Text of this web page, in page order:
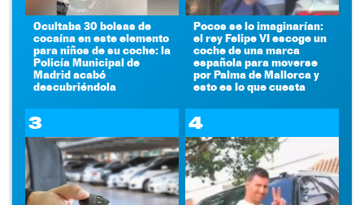
Ocultaba 30 bolsas de
cocaína en este elemento
para niños de su coche: la
Policía Municipal de
Madrid acabó
descubriéndola
Pocos se lo imaginarían:
el rey Felipe VI escoge un
coche de una marca
española para moverse
por Palma de Mallorca y
esto es lo que cuesta
3 4